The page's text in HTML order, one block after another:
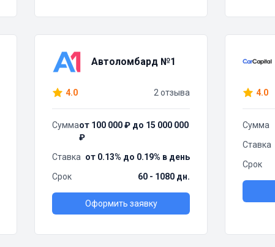
Автоломбард №1
4.0 2 отзыва
Суммаот 100 000 ₽ до 15 000 000
₽
Ставка от 0.13% до 0.19% в день
Срок
60 - 1080 дн.
Оформить заявку
4.0
Сумма
Ставка
Срок